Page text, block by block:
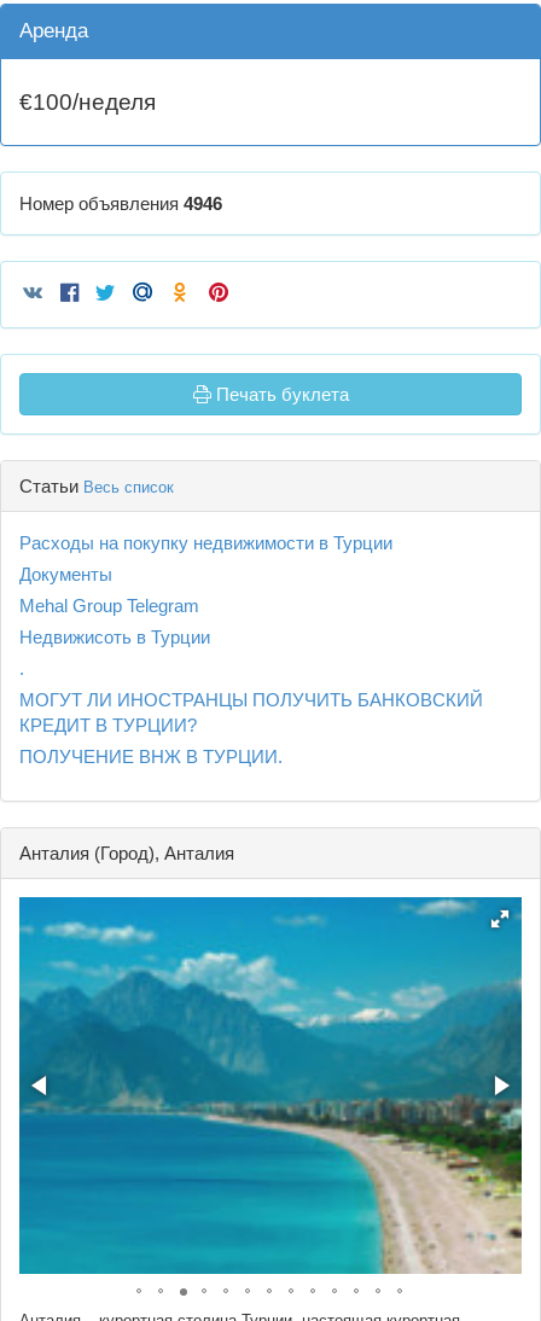
Аренда
€100/неделя
Номер объявления 4946
Печать буклета
Статьи Весь список
Расходы на покупку недвижимости в Турции
Документы
Mehal Group Telegram
Недвижисоть в Турции
.
МОГУТ ЛИ ИНОСТРАНЦЫ ПОЛУЧИТЬ БАНКОВСКИЙ
КРЕДИТ В ТУРЦИИ?
ПОЛУЧЕНИЕ ВНЖ В ТУРЦИИ.
Анталия (Город), Анталия